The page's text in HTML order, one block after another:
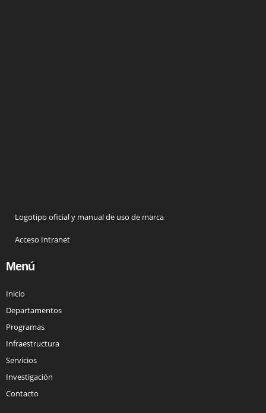
Logotipo oficial y manual de uso de marca
Acceso Intranet
Menú
Inicio
Departamentos
Programas
Infraestructura
Servicios
Investigación
Contacto